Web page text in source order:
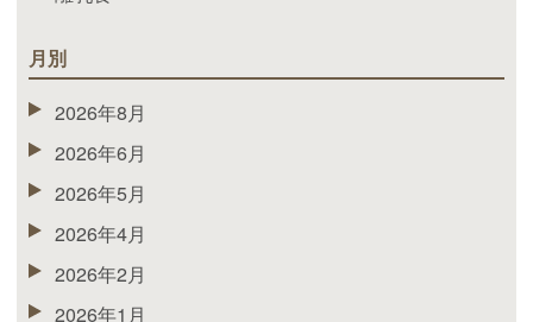
月別
2026年8月
2026年6月
2026年5月
2026年4月
2026年2月
2026年1月